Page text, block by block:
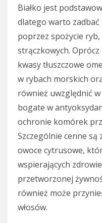
Białko jest
dlatego warto
poprzez spożycie
strączkowych. Oprócz
kwasy tłuszczowe
w rybach morskich
również uwzględnić
bogate w
ochronie komórek
Szczególnie cenne
owoce cytrusowe,
wspierających
przetworzonej
również może
włosów.